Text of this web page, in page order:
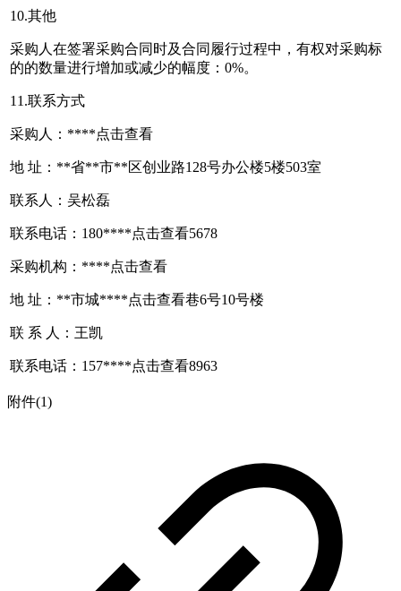
10.其他
采购人在签署采购合同时及合同履行过程中，有权对采购标
的的数量进行增加或减少的幅度：0%。
11.联系方式
采购人：****点击查看
地 址：**省**市**区创业路128号办公楼5楼503室
联系人：吴松磊
联系电话：180****点击查看5678
采购机构：****点击查看
地 址：**市城****点击查看巷6号10号楼
联 系 人：王凯
联系电话：157****点击查看8963
附件(1)